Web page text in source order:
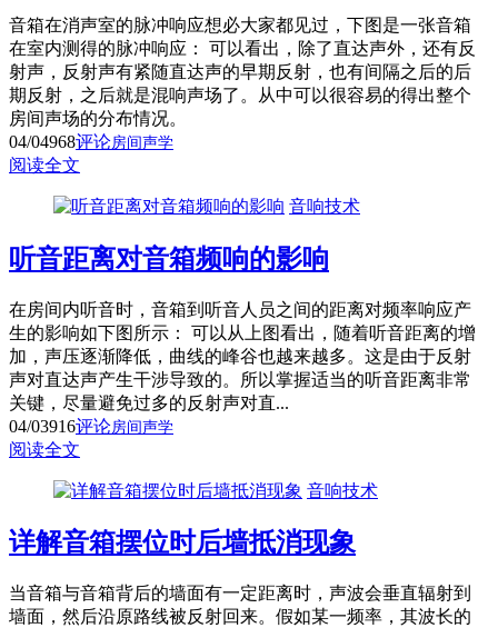
音箱在消声室的脉冲响应想必大家都见过，下图是一张音箱
在室内测得的脉冲响应： 可以看出，除了直达声外，还有反
射声，反射声有紧随直达声的早期反射，也有间隔之后的后
期反射，之后就是混响声场了。从中可以很容易的得出整个
房间声场的分布情况。
04/04968评论房间声学
阅读全文
音响技术
听音距离对音箱频响的影响
在房间内听音时，音箱到听音人员之间的距离对频率响应产
生的影响如下图所示： 可以从上图看出，随着听音距离的增
加，声压逐渐降低，曲线的峰谷也越来越多。这是由于反射
声对直达声产生干涉导致的。所以掌握适当的听音距离非常
关键，尽量避免过多的反射声对直...
04/03916评论房间声学
阅读全文
音响技术
详解音箱摆位时后墙抵消现象
当音箱与音箱背后的墙面有一定距离时，声波会垂直辐射到
墙面，然后沿原路线被反射回来。假如某一频率，其波长的